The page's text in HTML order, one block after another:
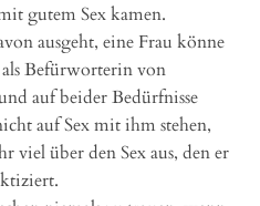
gutem Sex kamen.
ausgeht, eine Frau könne
Befürworterin von
auf beider Bedürfnisse
auf Sex mit ihm stehen,
viel über den Sex aus, den er